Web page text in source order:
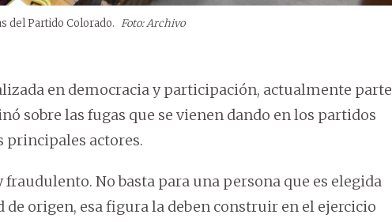
del Partido Colorado. Foto: Archivo
en democracia y participación, actualmente parte
sobre las fugas que se vienen dando en los partidos
principales actores.
No basta para una persona que es elegida
origen, esa figura la deben construir en el ejercicio